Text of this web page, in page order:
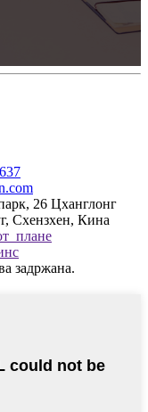
26 Цханглонг
Схензхен, Кина
задржана.